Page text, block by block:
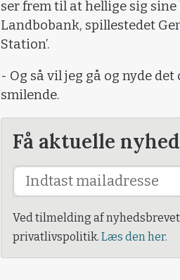
ser frem til at hellige sig
Landbobank, spillestedet
Station’.
- Og så vil jeg gå og nyde
smilende.
Få aktuelle
Ved tilmelding af
privatlivspolitik. Læs den her.